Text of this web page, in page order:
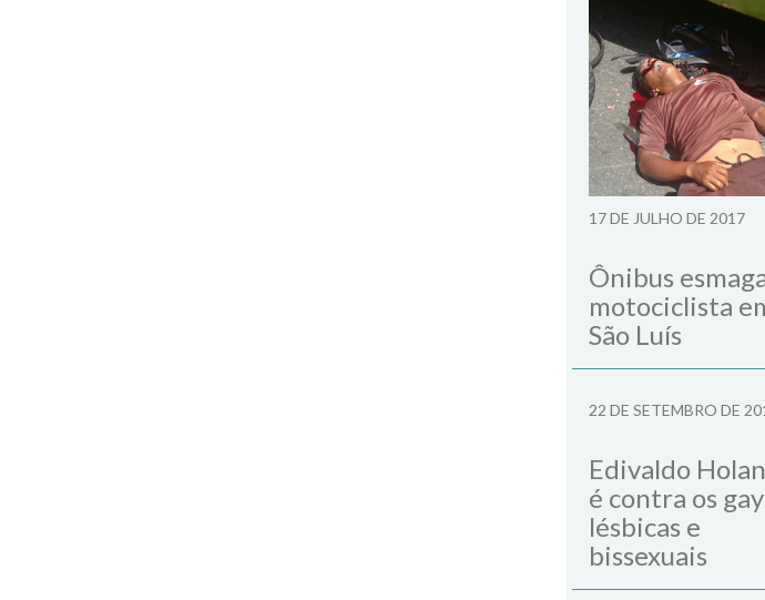
17 DE JULHO DE 2017
Ônibus
motociclista
São Luís
22 DE SETEMBRO DE
Edivaldo
é contra os
lésbicas e
bissexuais